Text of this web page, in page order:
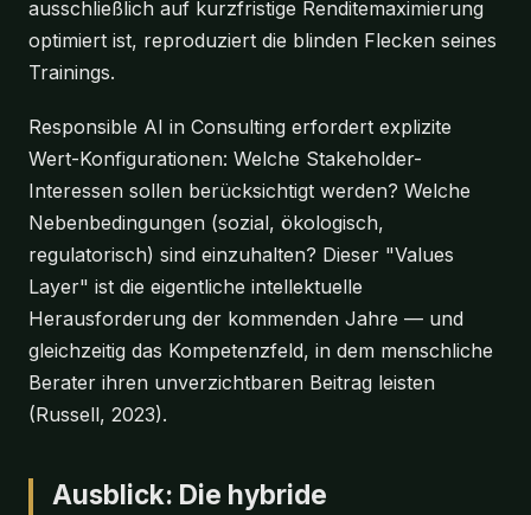
ausschließlich auf kurzfristige Renditemaximierung
optimiert ist, reproduziert die blinden Flecken seines
Trainings.
Responsible AI in Consulting erfordert explizite
Wert-Konfigurationen: Welche Stakeholder-
Interessen sollen berücksichtigt werden? Welche
Nebenbedingungen (sozial, ökologisch,
regulatorisch) sind einzuhalten? Dieser "Values
Layer" ist die eigentliche intellektuelle
Herausforderung der kommenden Jahre — und
gleichzeitig das Kompetenzfeld, in dem menschliche
Berater ihren unverzichtbaren Beitrag leisten
(Russell, 2023).
Ausblick: Die hybride